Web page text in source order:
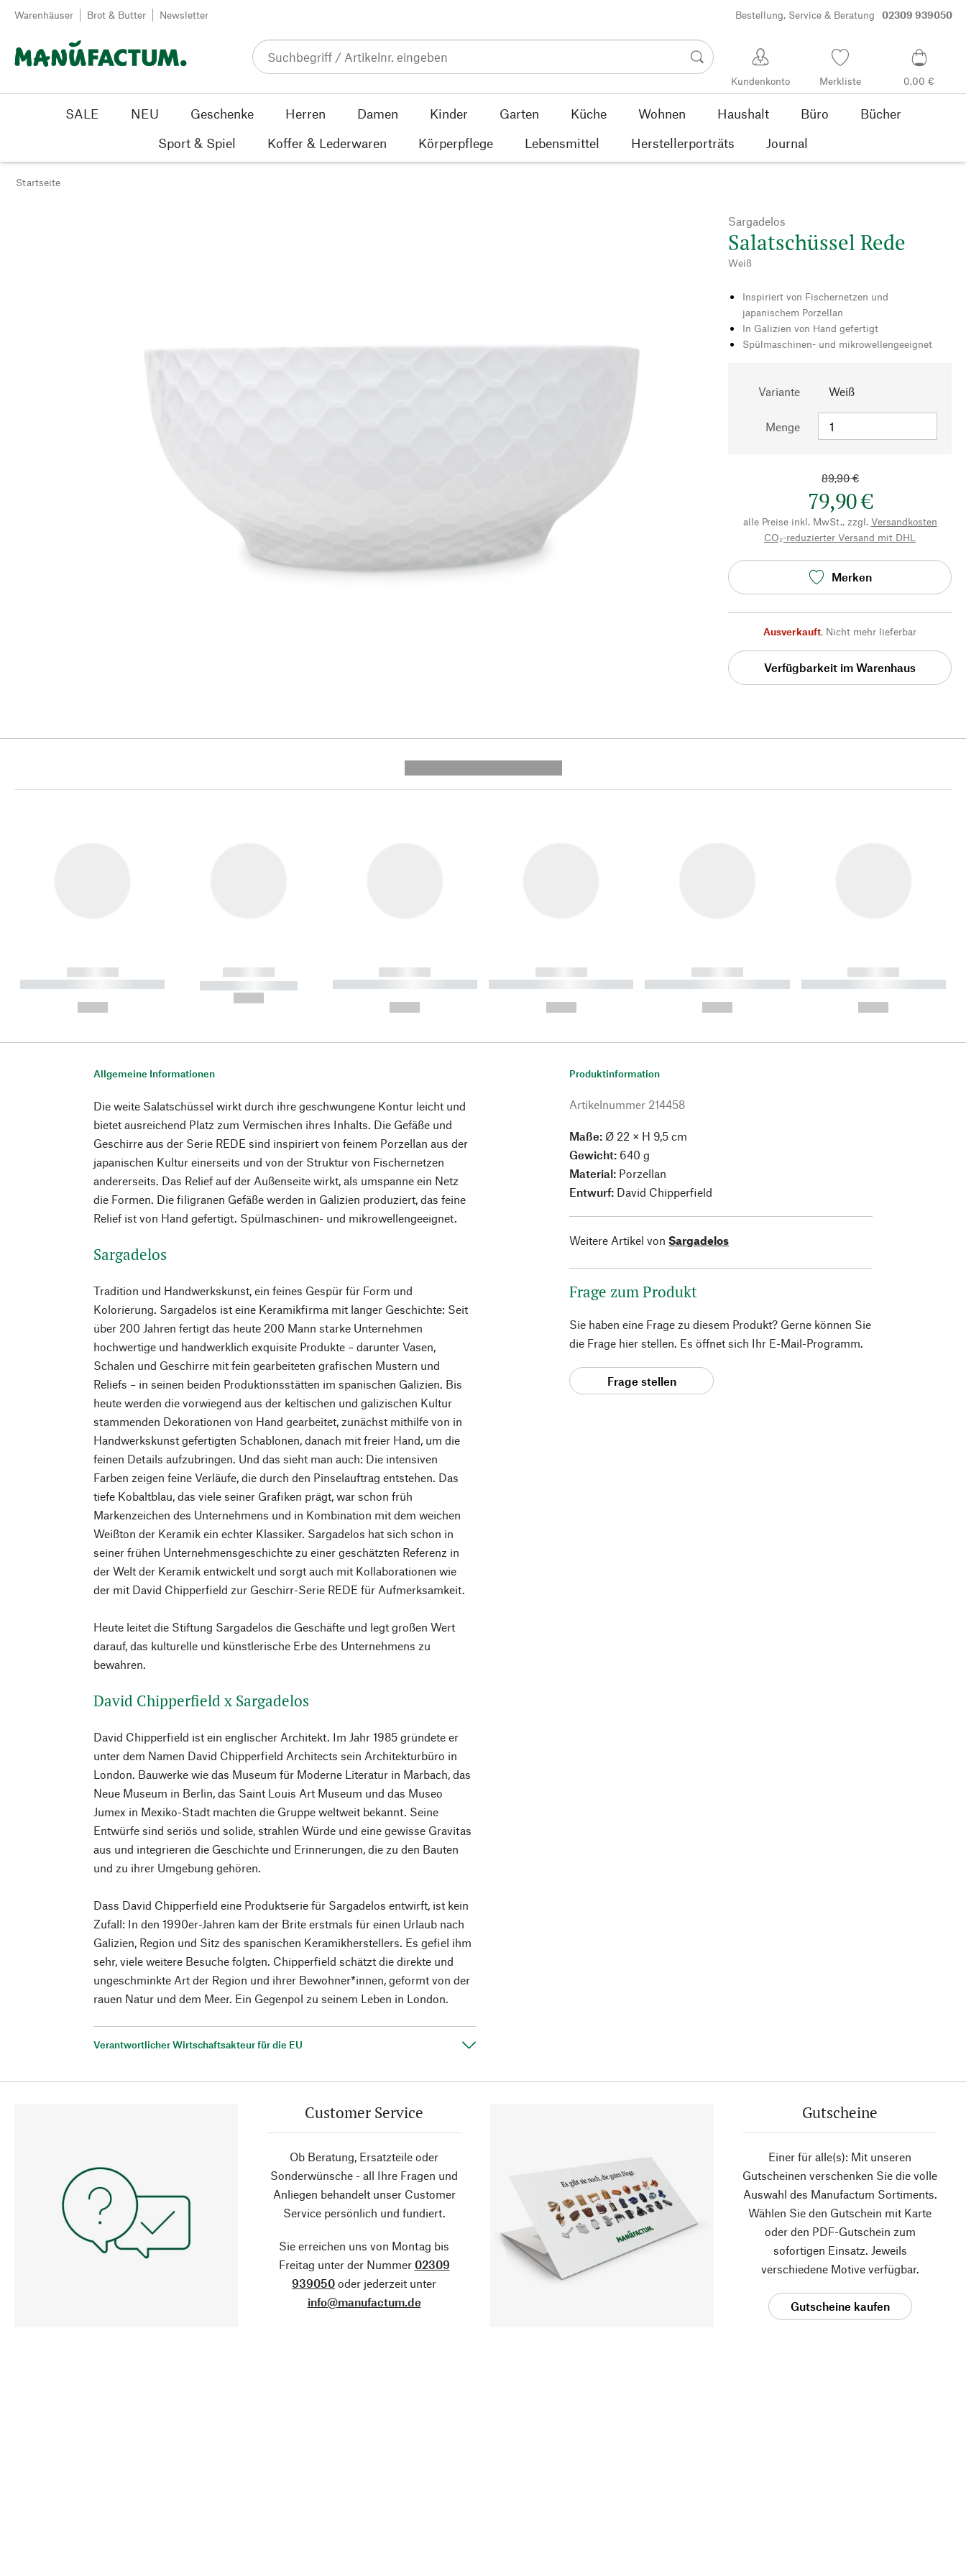
Zum Inhalt springen
Warenhäuser Brot & Butter Newsletter Bestellung, Service & Beratung 02309 939050
Kundenkonto Merkliste 0,00 €
SALE NEU Geschenke Herren Damen Kinder Garten Küche Wohnen Haushalt Büro
Bücher
Sport & Spiel
Koffer & Lederwaren Körperpflege Lebensmittel Herstellerporträts Journal
Startseite
Sargadelos
Salatschüssel Rede
Weiß
Inspiriert von Fischernetzen und
japanischem Porzellan
In Galizien von Hand gefertigt
Spülmaschinen- und mikrowellengeeignet
Variante Weiß
Menge
89,90 €
79,90 €
alle Preise inkl. MwSt., zzgl. Versandkosten
CO₂-reduzierter Versand mit DHL
Merken
Ausverkauft, Nicht mehr lieferbar
Verfügbarkeit im Warenhaus
------------
----------- ----------- ----------
------------
----------- -----------
------------
----------- ----------- ----------
------------
----------- ----------- ----------
------------
----------- ----------- ----------
------------
----------- ----------- ----------
Allgemeine Informationen
Die weite Salatschüssel wirkt durch ihre geschwungene Kontur leicht und
bietet ausreichend Platz zum Vermischen ihres Inhalts. Die Gefäße und
Geschirre aus der Serie REDE sind inspiriert von feinem Porzellan aus der
japanischen Kultur einerseits und von der Struktur von Fischernetzen
andererseits. Das Relief auf der Außenseite wirkt, als umspanne ein Netz
die Formen. Die filigranen Gefäße werden in Galizien produziert, das feine
Relief ist von Hand gefertigt. Spülmaschinen- und mikrowellengeeignet.
Sargadelos
Tradition und Handwerkskunst, ein feines Gespür für Form und
Kolorierung. Sargadelos ist eine Keramikfirma mit langer Geschichte: Seit
über 200 Jahren fertigt das heute 200 Mann starke Unternehmen
hochwertige und handwerklich exquisite Produkte – darunter Vasen,
Schalen und Geschirre mit fein gearbeiteten grafischen Mustern und
Reliefs – in seinen beiden Produktionsstätten im spanischen Galizien. Bis
heute werden die vorwiegend aus der keltischen und galizischen Kultur
stammenden Dekorationen von Hand gearbeitet, zunächst mithilfe von in
Handwerkskunst gefertigten Schablonen, danach mit freier Hand, um die
feinen Details aufzubringen. Und das sieht man auch: Die intensiven
Farben zeigen feine Verläufe, die durch den Pinselauftrag entstehen. Das
tiefe Kobaltblau, das viele seiner Grafiken prägt, war schon früh
Markenzeichen des Unternehmens und in Kombination mit dem weichen
Weißton der Keramik ein echter Klassiker. Sargadelos hat sich schon in
seiner frühen Unternehmensgeschichte zu einer geschätzten Referenz in
der Welt der Keramik entwickelt und sorgt auch mit Kollaborationen wie
der mit David Chipperfield zur Geschirr-Serie REDE für Aufmerksamkeit.
Heute leitet die Stiftung Sargadelos die Geschäfte und legt großen Wert
darauf, das kulturelle und künstlerische Erbe des Unternehmens zu
bewahren.
David Chipperfield x Sargadelos
David Chipperfield ist ein englischer Architekt. Im Jahr 1985 gründete er
unter dem Namen David Chipperfield Architects sein Architekturbüro in
London. Bauwerke wie das Museum für Moderne Literatur in Marbach, das
Neue Museum in Berlin, das Saint Louis Art Museum und das Museo
Jumex in Mexiko-Stadt machten die Gruppe weltweit bekannt. Seine
Entwürfe sind seriös und solide, strahlen Würde und eine gewisse Gravitas
aus und integrieren die Geschichte und Erinnerungen, die zu den Bauten
und zu ihrer Umgebung gehören.
Dass David Chipperfield eine Produktserie für Sargadelos entwirft, ist kein
Zufall: In den 1990er-Jahren kam der Brite erstmals für einen Urlaub nach
Galizien, Region und Sitz des spanischen Keramikherstellers. Es gefiel ihm
sehr, viele weitere Besuche folgten. Chipperfield schätzt die direkte und
ungeschminkte Art der Region und ihrer Bewohner*innen, geformt von der
rauen Natur und dem Meer. Ein Gegenpol zu seinem Leben in London.
Verantwortlicher Wirtschaftsakteur für die EU
Produktinformation
Artikelnummer 214458
Maße: Ø 22 × H 9,5 cm
Gewicht: 640 g
Material: Porzellan
Entwurf: David Chipperfield
Weitere Artikel von Sargadelos
Frage zum Produkt
Sie haben eine Frage zu diesem Produkt? Gerne können Sie
die Frage hier stellen. Es öffnet sich Ihr E-Mail-Programm.
Frage stellen
Customer Service
Ob Beratung, Ersatzteile oder
Sonderwünsche - all Ihre Fragen und
Anliegen behandelt unser Customer
Service persönlich und fundiert.
Sie erreichen uns von Montag bis
Freitag unter der Nummer 02309
939050 oder jederzeit unter
info@manufactum.de
Gutscheine
Einer für alle(s): Mit unseren
Gutscheinen verschenken Sie die volle
Auswahl des Manufactum Sortiments.
Wählen Sie den Gutschein mit Karte
oder den PDF-Gutschein zum
sofortigen Einsatz. Jeweils
verschiedene Motive verfügbar.
Gutscheine kaufen